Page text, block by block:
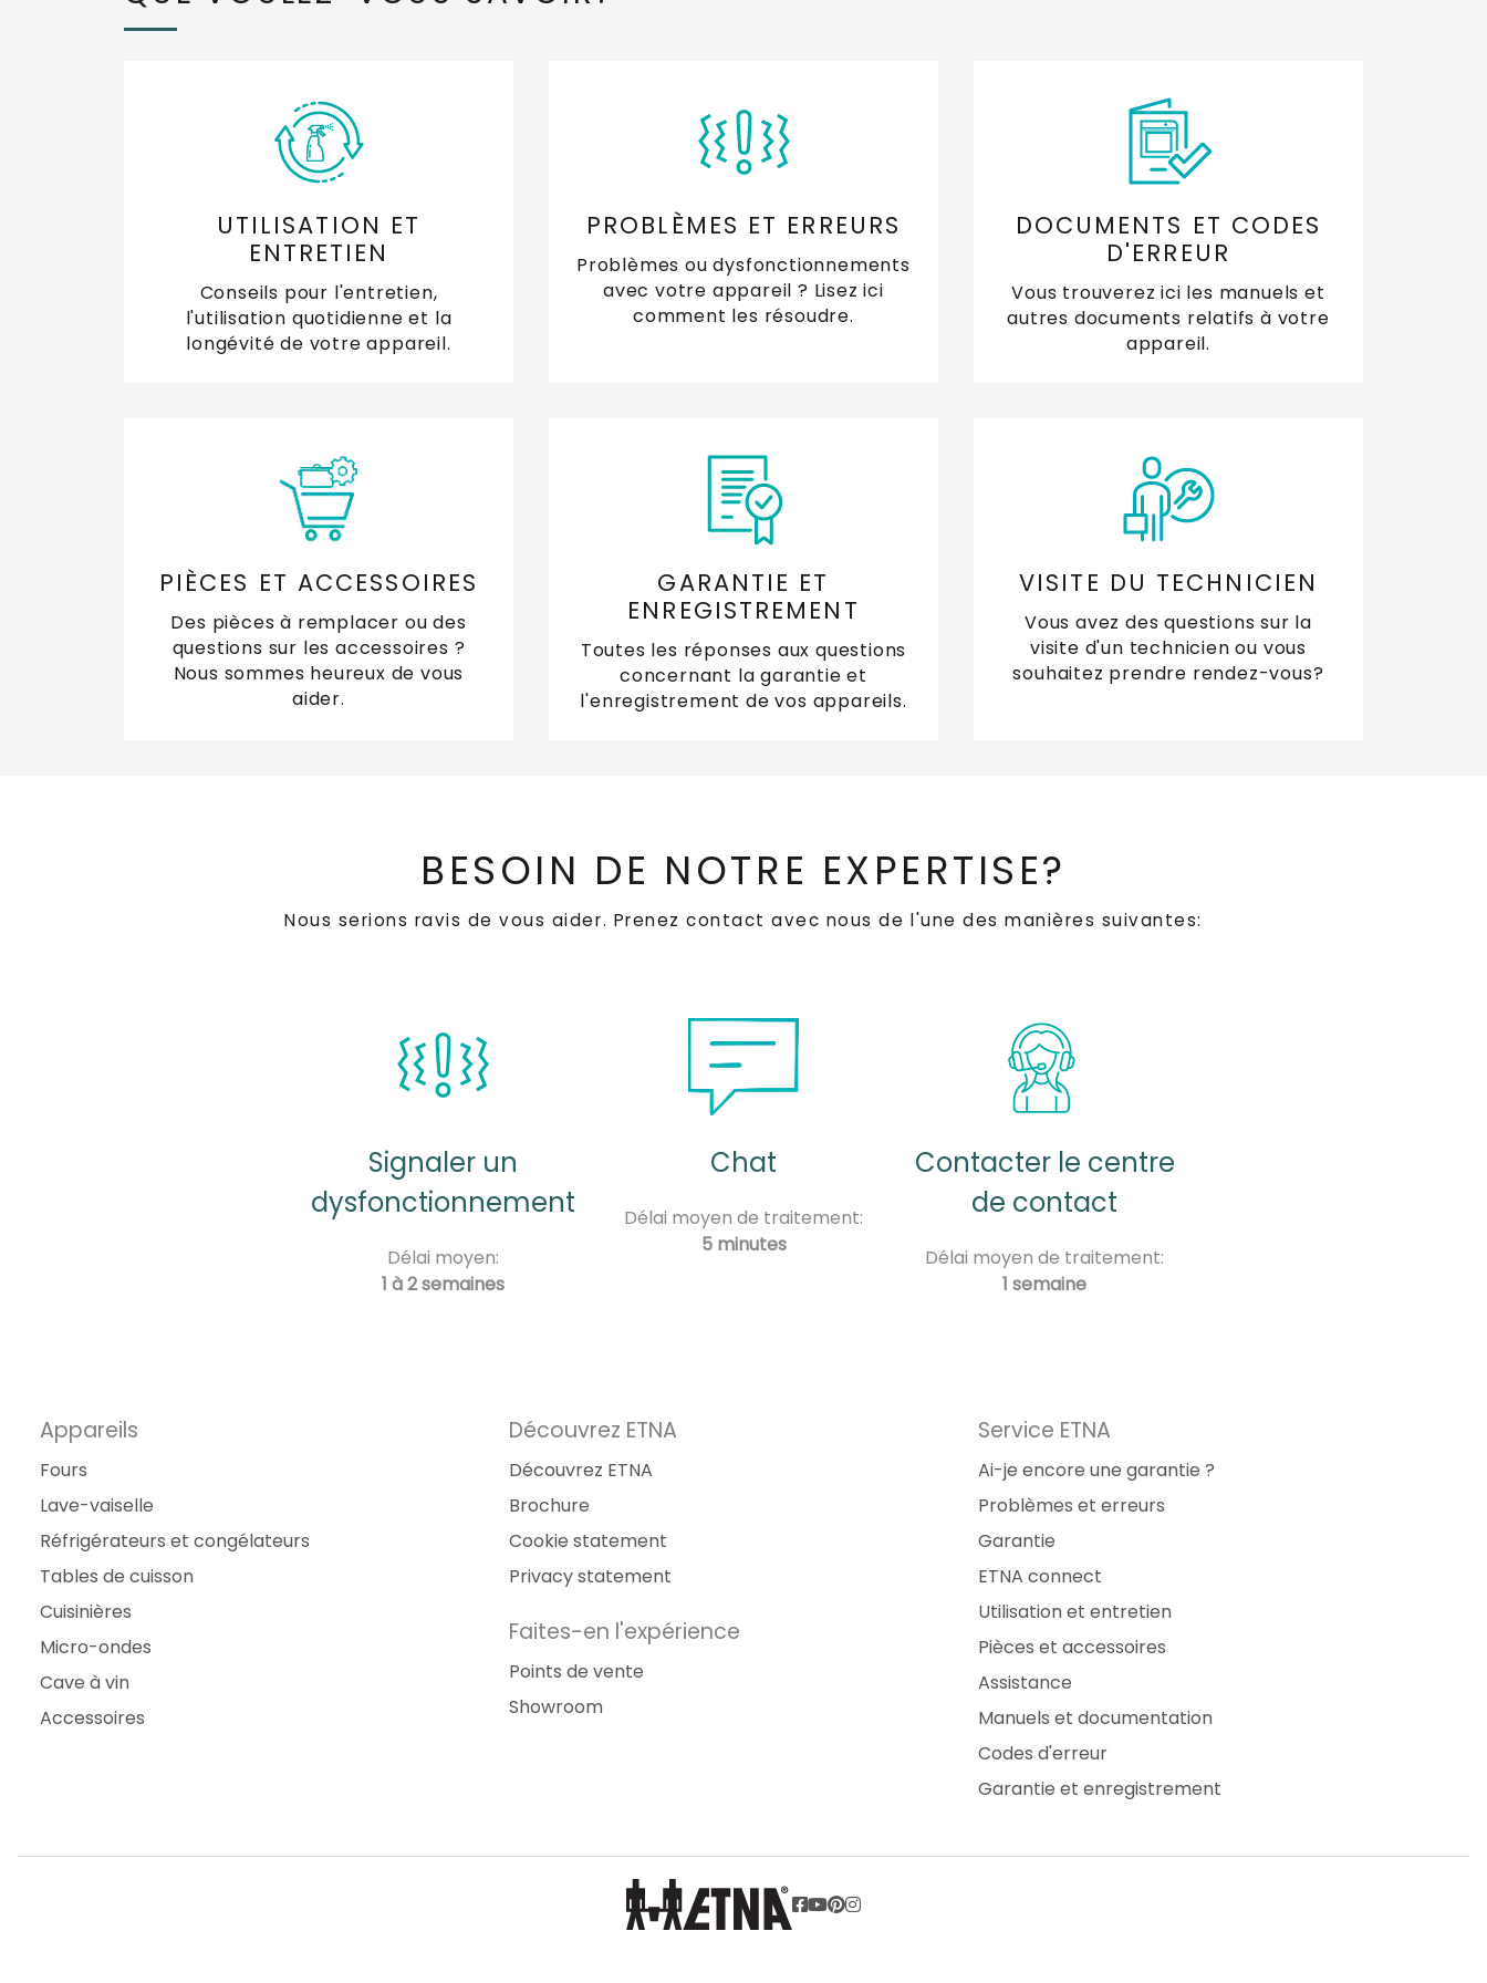
recirculation peut-il aller dans le lave-
Humidité sur la hotte ou sur la paroi arrière
pendant la cuisson
Où puis-je commander une rallonge de
conduit pour la hotte ?
Quand dois-je remplacer le filtre de ma
Que fait un filtre à plasma avec les graisses
Quelle est la couleur de mon éclairage LED ?
UTILISATION ET
ENTRETIEN
Conseils pour l'entretien,
l'utilisation quotidienne et la
longévité de votre appareil.
PROBLÈMES ET ERREURS
Problèmes ou dysfonctionnements
avec votre appareil ? Lisez ici
comment les résoudre.
DOCUMENTS ET CODES
D'ERREUR
Vous trouverez ici les manuels et
autres documents relatifs à votre
appareil.
PIÈCES ET ACCESSOIRES
Des pièces à remplacer ou des
questions sur les accessoires ?
Nous sommes heureux de vous
aider.
GARANTIE ET
ENREGISTREMENT
Toutes les réponses aux questions
concernant la garantie et
l'enregistrement de vos appareils.
VISITE DU TECHNICIEN
Vous avez des questions sur la
visite d'un technicien ou vous
souhaitez prendre rendez-vous?
BESOIN DE NOTRE EXPERTISE?
Nous serions ravis de vous aider. Prenez contact avec nous de l'une des manières suivantes:
Signaler un
dysfonctionnement
Délai moyen:
1 à 2 semaines
Chat
Délai moyen de traitement:
5 minutes
Contacter le centre
de contact
Délai moyen de traitement:
1 semaine
Appareils
Fours
Lave-vaiselle
Réfrigérateurs et congélateurs
Tables de cuisson
Cuisinières
Micro-ondes
Cave à vin
Accessoires
Découvrez ETNA
Découvrez ETNA
Brochure
Cookie statement
Privacy statement
Faites-en l'expérience
Points de vente
Showroom
Service ETNA
Ai-je encore une garantie ?
Problèmes et erreurs
Garantie
ETNA connect
Utilisation et entretien
Pièces et accessoires
Assistance
Manuels et documentation
Codes d'erreur
Garantie et enregistrement